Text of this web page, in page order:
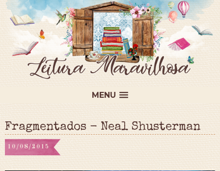
MENU
Fragmentados - Neal Shusterman
10/08/2015